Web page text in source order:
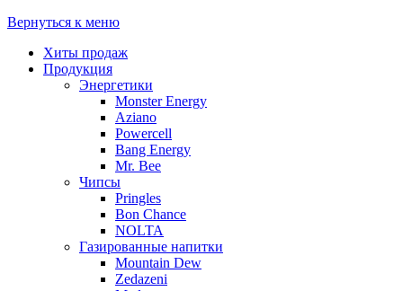
Вернуться к меню
Хиты продаж
Продукция
Энергетики
Monster Energy
Aziano
Powercell
Bang Energy
Mr. Bee
Чипсы
Pringles
Bon Chance
NOLTA
Газированные напитки
Mountain Dew
Zedazeni